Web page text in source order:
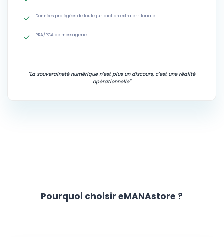
Données protégées de toute juridiction extraterritoriale
PRA/PCA de messagerie
"La souveraineté numérique n'est plus un discours, c'est une réalité
opérationnelle"
Pourquoi choisir eMANAstore ?